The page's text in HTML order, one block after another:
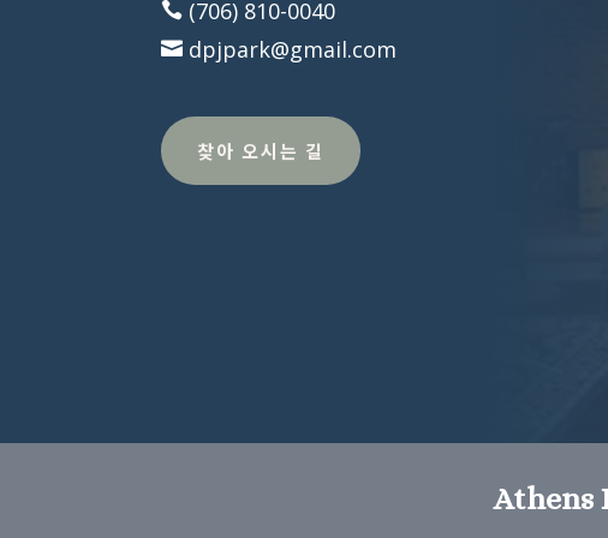
 (706) 810-0040
 dpjpark@gmail.com
찾아 오시는 길
Athens